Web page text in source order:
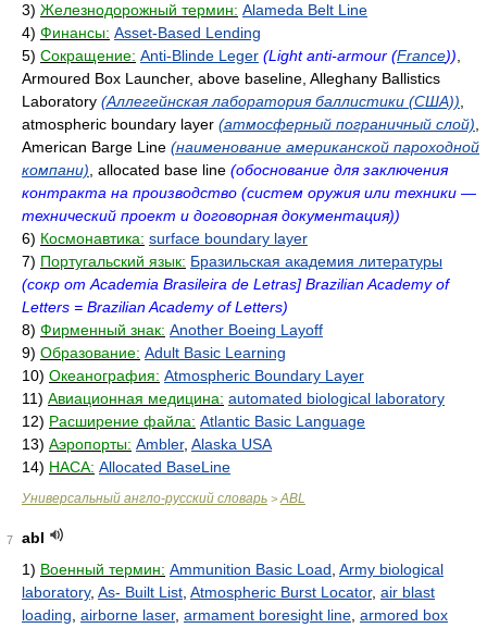
3) Железнодорожный термин: Alameda Belt Line
4) Финансы: Asset-Based Lending
5) Сокращение: Anti-Blinde Leger (Light anti-armour (France))
Armoured Box Launcher, above baseline, Alleghany Ballistics
Laboratory (Аллегейнская лаборатория баллистики (США))
atmospheric boundary layer (атмосферный пограничный слой)
American Barge Line (наименование американской пароходной
компани) , allocated base line (обоснование для заключения
контракта на производство (систем оружия или техники —
технический проект и договорная документация))
6) Космонавтика: surface boundary layer
7) Португальский язык: Бразильская академия литературы
(сокр от Academia Brasileira de Letras] Brazilian Academy of
Letters = Brazilian Academy of Letters)
8) Фирменный знак: Another Boeing Layoff
9) Образование: Adult Basic Learning
10) Океанография: Atmospheric Boundary Layer
11) Авиационная медицина: automated biological laboratory
12) Расширение файла: Atlantic Basic Language
13) Аэропорты: Ambler, Alaska USA
14) НАСА: Allocated BaseLine
Универсальный англо-русский словарь > ABL
7
abl
1) Военный термин: Ammunition Basic Load Army biological
laboratory, As- Built List Atmospheric Burst Locator, air blast
loading airborne laser, armament boresight line armored box